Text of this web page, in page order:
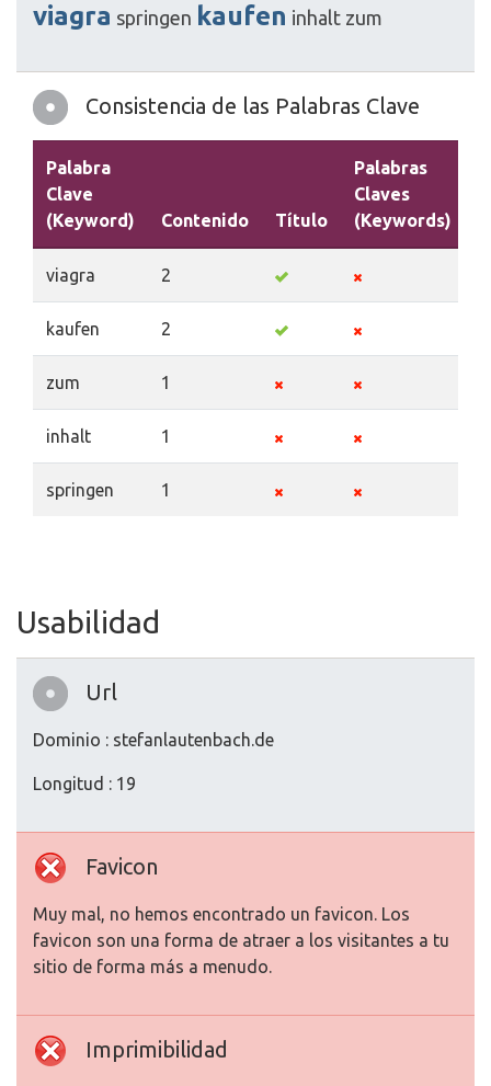
viagra springen kaufen inhalt zum
Consistencia de las Palabras Clave
Palabra
Clave
(Keyword)
Contenido Título
Palabras
Claves
(Keywords)
viagra 2
kaufen 2
zum 1
inhalt 1
springen 1
Usabilidad
Url
Dominio : stefanlautenbach.de
Longitud : 19
Favicon
Muy mal, no hemos encontrado un favicon. Los
favicon son una forma de atraer a los visitantes a tu
sitio de forma más a menudo.
Imprimibilidad